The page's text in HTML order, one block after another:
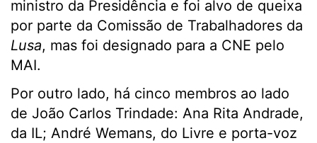
ministro da Presidência e foi alvo de queixa
por parte da Comissão de Trabalhadores da
Lusa, mas foi designado para a CNE pelo
MAI.
Por outro lado, há cinco membros ao lado
de João Carlos Trindade: Ana Rita Andrade,
da IL; André Wemans, do Livre e porta-voz